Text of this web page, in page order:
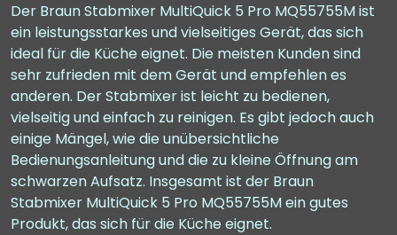
Der Braun Stabmixer MultiQuick 5 Pro MQ55755M ist
ein leistungsstarkes und vielseitiges Gerät, das sich
ideal für die Küche eignet. Die meisten Kunden sind
sehr zufrieden mit dem Gerät und empfehlen es
anderen. Der Stabmixer ist leicht zu bedienen,
vielseitig und einfach zu reinigen. Es gibt jedoch auch
einige Mängel, wie die unübersichtliche
Bedienungsanleitung und die zu kleine Öffnung am
schwarzen Aufsatz. Insgesamt ist der Braun
Stabmixer MultiQuick 5 Pro MQ55755M ein gutes
Produkt, das sich für die Küche eignet.